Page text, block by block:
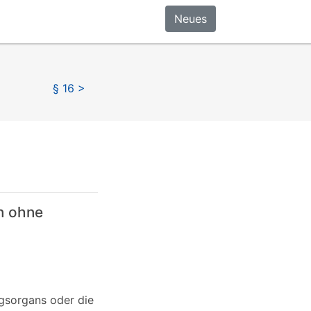
Neues
§ 16 >
ohne
oder die